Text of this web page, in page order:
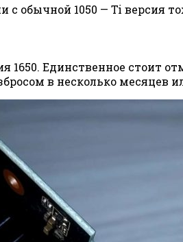
обычной 1050 — Ti версия
1650. Единственное
в несколько месяцев